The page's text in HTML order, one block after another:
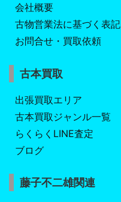
会社概要
古物営業法に基づく表記
お問合せ・買取依頼
古本買取
出張買取エリア
古本買取ジャンル一覧
らくらくLINE査定
ブログ
藤子不二雄関連